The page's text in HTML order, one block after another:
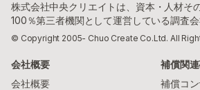
株式会社中央クリエイトは、資本・人材そ
100％第三者機関として運営している調査会
© Copyright 2005- Chuo Create Co.Ltd. All
会社概要
会社概要
補償関
補償コ